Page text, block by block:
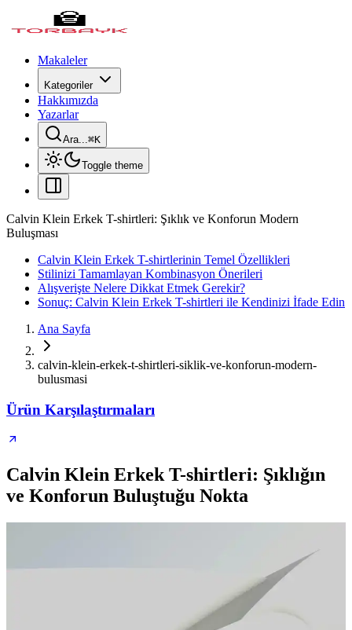
Makaleler
Kategoriler
Hakkımızda
Yazarlar
Ara...⌘K
Toggle theme
Calvin Klein Erkek T-shirtleri: Şıklık ve Konforun Modern
Buluşması
Calvin Klein Erkek T-shirtlerinin Temel Özellikleri
Stilinizi Tamamlayan Kombinasyon Önerileri
Alışverişte Nelere Dikkat Etmek Gerekir?
Sonuç: Calvin Klein Erkek T-shirtleri ile Kendinizi İfade Edin
Ana Sayfa
calvin-klein-erkek-t-shirtleri-siklik-ve-konforun-modern-
bulusmasi
Ürün Karşılaştırmaları
Calvin Klein Erkek T-shirtleri: Şıklığın
ve Konforun Buluştuğu Nokta